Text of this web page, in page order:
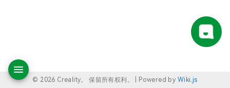
© 2026 Creality。 保留所有权利。 | Powered by Wiki.js